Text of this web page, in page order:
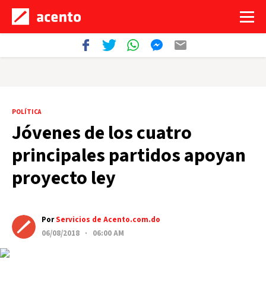
POLÍTICA
Jóvenes de los cuatro
principales partidos apoyan
proyecto ley
PorServicios de Acento.com.do
06/08/2018 · 06:00 AM